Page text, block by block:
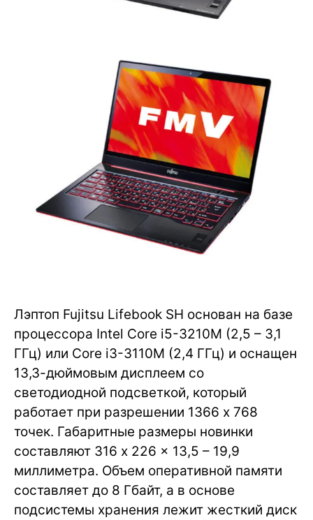
Лэптоп Fujitsu Lifebook SH основан на базе
процессора Intel Core i5-3210M (2,5 – 3,1
ГГц) или Core i3-3110M (2,4 ГГц) и оснащен
13,3-дюймовым дисплеем со
светодиодной подсветкой, который
работает при разрешении 1366 х 768
точек. Габаритные размеры новинки
составляют 316 x 226 x 13,5 – 19,9
миллиметра. Объем оперативной памяти
составляет до 8 Гбайт, а в основе
подсистемы хранения лежит жесткий диск